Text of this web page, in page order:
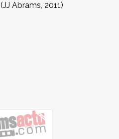
(JJ Abrams, 2011)